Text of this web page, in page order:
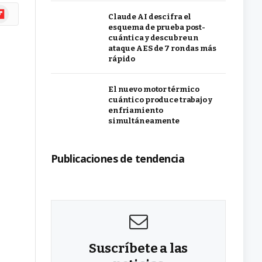
Claude AI descifra el
esquema de prueba post-
cuántica y descubre un
ataque AES de 7 rondas más
rápido
El nuevo motor térmico
cuántico produce trabajo y
enfriamiento
simultáneamente
Publicaciones de tendencia
Suscríbete a las